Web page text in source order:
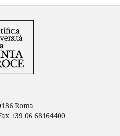
Roma
+39 06 68164400